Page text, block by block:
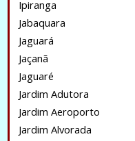
Ipiranga
Jabaquara
Jaguará
Jaçanã
Jaguaré
Jardim Adutora
Jardim Aeroporto
Jardim Alvorada